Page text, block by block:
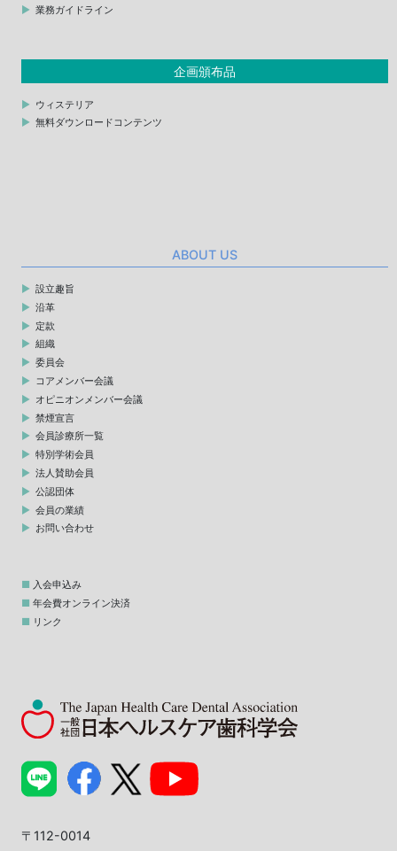
業務ガイドライン
企画頒布品
ウィステリア
無料ダウンロードコンテンツ
ABOUT US
設立趣旨
沿革
定款
組織
委員会
コアメンバー会議
オピニオンメンバー会議
禁煙宣言
会員診療所一覧
特別学術会員
法人賛助会員
公認団体
会員の業績
お問い合わせ
入会申込み
年会費オンライン決済
リンク
〒112-0014